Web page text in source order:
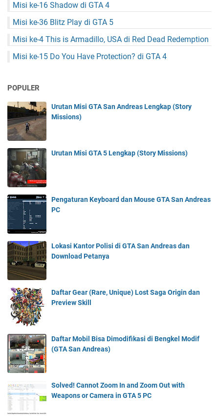
Misi ke-16 Shadow di GTA 4
Misi ke-36 Blitz Play di GTA 5
Misi ke-4 This is Armadillo, USA di Red Dead Redemption
Misi ke-15 Do You Have Protection? di GTA 4
POPULER
Urutan Misi GTA San Andreas Lengkap (Story
Missions)
Urutan Misi GTA 5 Lengkap (Story Missions)
Pengaturan Keyboard dan Mouse GTA San Andreas
PC
Lokasi Kantor Polisi di GTA San Andreas dan
Download Petanya
Daftar Gear (Rare, Unique) Lost Saga Origin dan
Preview Skill
Daftar Mobil Bisa Dimodifikasi di Bengkel Modif
(GTA San Andreas)
Solved! Cannot Zoom In and Zoom Out with
Weapons or Camera in GTA 5 PC